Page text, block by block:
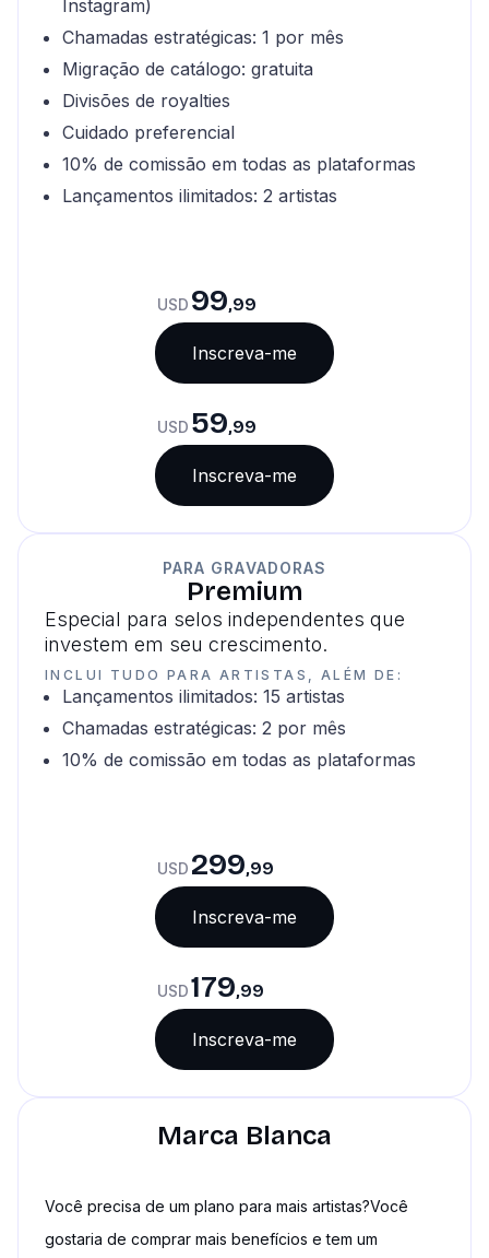
Instagram)
Chamadas estratégicas: 1 por mês
Migração de catálogo: gratuita
Divisões de royalties
Cuidado preferencial
10% de comissão em todas as plataformas
Lançamentos ilimitados: 2 artistas
USD 99,99
Inscreva-me
USD 59,99
Inscreva-me
PARA GRAVADORAS
Premium
Especial para selos independentes que
investem em seu crescimento.
INCLUI TUDO PARA ARTISTAS, ALÉM DE:
Lançamentos ilimitados: 15 artistas
Chamadas estratégicas: 2 por mês
10% de comissão em todas as plataformas
USD 299,99
Inscreva-me
USD179,99
Inscreva-me
Marca Blanca
Você precisa de um plano para mais artistas?Você
gostaria de comprar mais benefícios e tem um